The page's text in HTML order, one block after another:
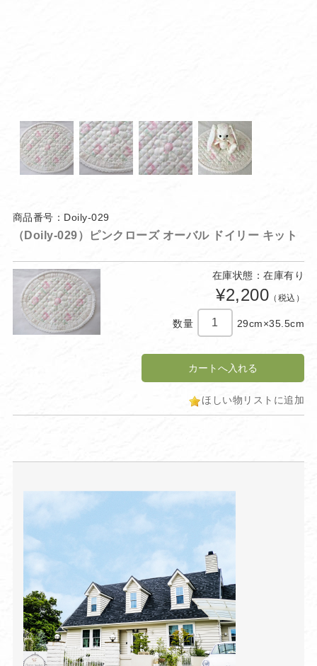
商品番号：Doily-029
（Doily-029）ピンクローズ オーバル ドイリー キット
在庫状態：在庫有り
¥2,200 （税込）
数量 29cm×35.5cm
ほしい物リストに追加